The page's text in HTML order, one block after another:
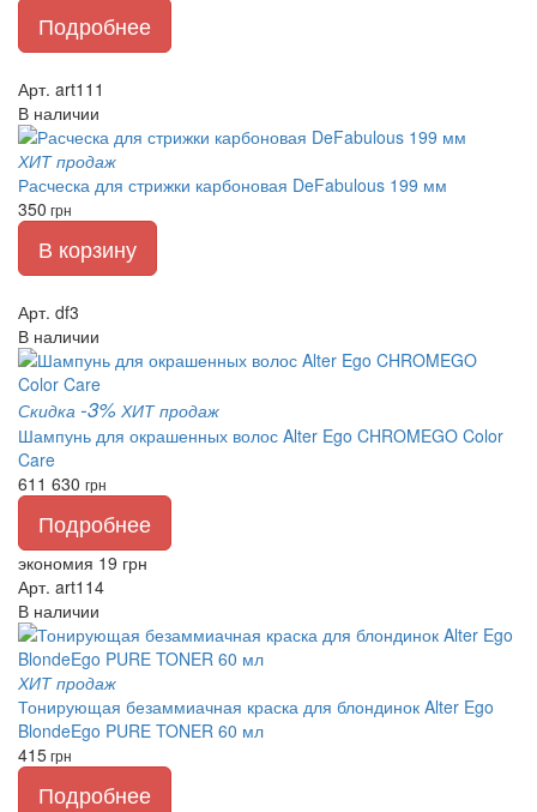
Подробнее
Арт. art111
В наличии
ХИТ продаж
Расческа для стрижки карбоновая DeFabulous 199 мм
350 грн
В корзину
Арт. df3
В наличии
Скидка -3% ХИТ продаж
Шампунь для окрашенных волос Alter Ego CHROMEGO Color
Care
611 630 грн
Подробнее
экономия 19 грн
Арт. art114
В наличии
ХИТ продаж
Тонирующая безаммиачная краска для блондинок Alter Ego
BlondeEgo PURE TONER 60 мл
415грн
Подробнее